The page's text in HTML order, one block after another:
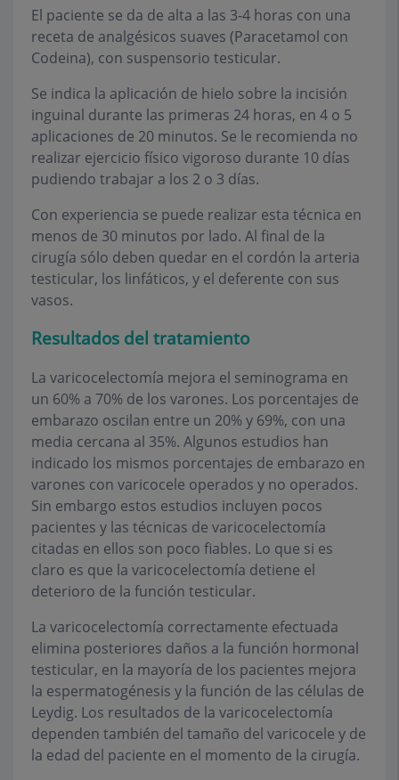
El paciente se da de alta a las 3-4 horas con una
receta de analgésicos suaves (Paracetamol con
Codeina), con suspensorio testicular.
Se indica la aplicación de hielo sobre la incisión
inguinal durante las primeras 24 horas, en 4 o 5
aplicaciones de 20 minutos. Se le recomienda no
realizar ejercicio físico vigoroso durante 10 días
pudiendo trabajar a los 2 o 3 días.
Con experiencia se puede realizar esta técnica en
menos de 30 minutos por lado. Al final de la
cirugía sólo deben quedar en el cordón la arteria
testicular, los linfáticos, y el deferente con sus
vasos.
Resultados del tratamiento
La varicocelectomía mejora el seminograma en
un 60% a 70% de los varones. Los porcentajes de
embarazo oscilan entre un 20% y 69%, con una
media cercana al 35%. Algunos estudios han
indicado los mismos porcentajes de embarazo en
varones con varicocele operados y no operados.
Sin embargo estos estudios incluyen pocos
pacientes y las técnicas de varicocelectomía
citadas en ellos son poco fiables. Lo que si es
claro es que la varicocelectomía detiene el
deterioro de la función testicular.
La varicocelectomía correctamente efectuada
elimina posteriores daños a la función hormonal
testicular, en la mayoría de los pacientes mejora
la espermatogénesis y la función de las células de
Leydig. Los resultados de la varicocelectomía
dependen también del tamaño del varicocele y de
la edad del paciente en el momento de la cirugía.